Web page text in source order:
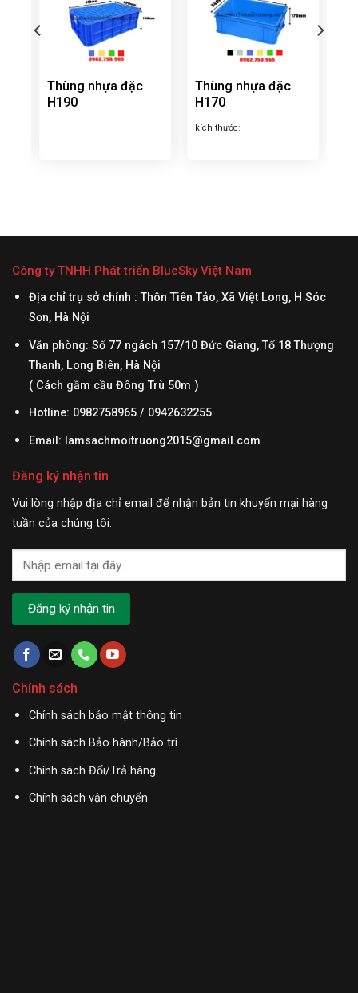
Thùng nhựa đặc
H190
Thùng nhựa đặc
H170
kích thước:
Công ty TNHH Phát triển BlueSky Việt Nam
Địa chỉ trụ sở chính : Thôn Tiên Tảo, Xã Việt Long, H Sóc
Sơn, Hà Nội
Văn phòng: Số 77 ngách 157/10 Đức Giang, Tổ 18 Thượng
Thanh, Long Biên, Hà Nội
( Cách gầm cầu Đông Trù 50m )
Hotline: 0982758965 / 0942632255
Email: lamsachmoitruong2015@gmail.com
Đăng ký nhận tin
Vui lòng nhập địa chỉ email để nhận bản tin khuyến mại hàng
tuần của chúng tôi:
Chính sách
Chính sách bảo mật thông tin
Chính sách Bảo hành/Bảo trì
Chính sách Đổi/Trả hàng
Chính sách vận chuyển